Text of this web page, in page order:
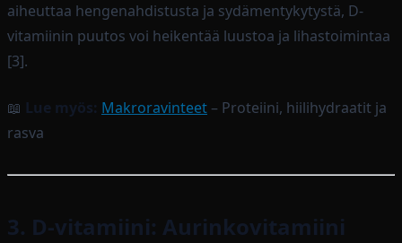
aiheuttaa hengenahdistusta ja sydämentykytystä, D-
vitamiinin puutos voi heikentää luustoa ja lihastoimintaa
[3].
📖 Lue myös: Makroravinteet– Proteiini, hiilihydraatit ja
rasva
3. D-vitamiini: Aurinkovitamiini